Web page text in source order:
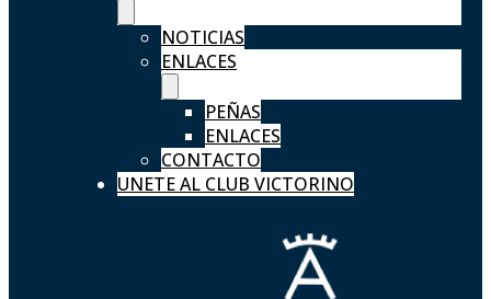
NOTICIAS
ENLACES
PEÑAS
ENLACES
CONTACTO
UNETE AL CLUB VICTORINO